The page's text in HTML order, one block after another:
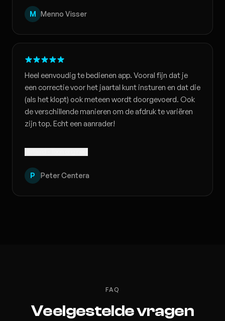
M Menno Visser
Heel eenvoudig te bedienen app. Vooral fijn dat je
een correctie voor het jaartal kunt insturen en dat die
(als het klopt) ook meteen wordt doorgevoerd. Ook
de verschillende manieren om de afdruk te variëren
zijn top. Echt een aanrader!
P Peter Centera
FAQ
Veelgestelde vragen